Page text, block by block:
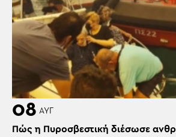
08 ΑΥΓ
Πώς η Πυροσβεστική διέσωσε